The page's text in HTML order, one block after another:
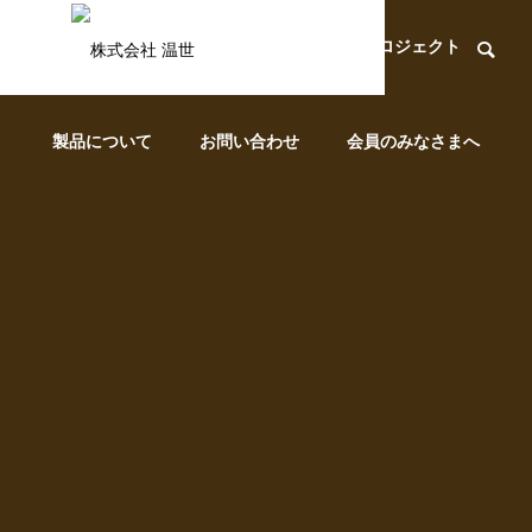
Luluonnについて プロジェクト
製品について お問い合わせ 会員のみなさまへ